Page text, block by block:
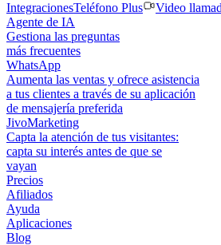
IntegracionesTeléfono Plus Video
Agente de IA
Gestiona las preguntas
más frecuentes
WhatsApp
Aumenta las ventas y ofrece asistencia
a tus clientes a través de su aplicación
de mensajería preferida
JivoMarketing
Capta la atención de tus visitantes:
capta su interés antes de que se
vayan
Precios
Afiliados
Ayuda
Aplicaciones
Blog